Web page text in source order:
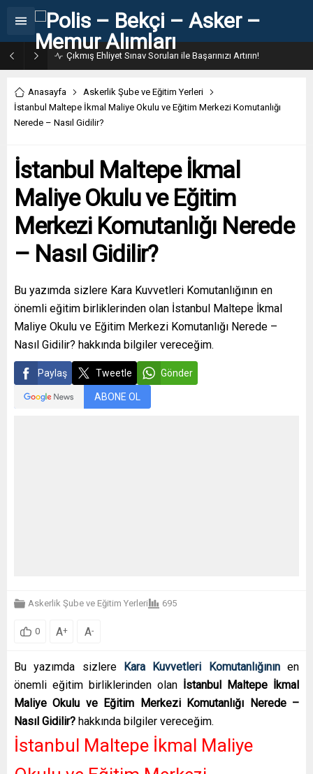
Anasayfa
Askerlik Şube ve Eğitim Yerleri
İstanbul Maltepe İkmal Maliye Okulu ve Eğitim Merkezi Komutanlığı
Nerede – Nasıl Gidilir?
İstanbul Maltepe İkmal
Maliye Okulu ve Eğitim
Merkezi Komutanlığı Nerede
– Nasıl Gidilir?
Bu yazımda sizlere Kara Kuvvetleri Komutanlığının en
önemli eğitim birliklerinden olan İstanbul Maltepe İkmal
Maliye Okulu ve Eğitim Merkezi Komutanlığı Nerede –
Nasıl Gidilir? hakkında bilgiler vereceğim.
Paylaş Tweetle Gönder
ABONE OL
Askerlik Şube ve Eğitim Yerleri 695
0 A+ A-
Bu yazımda sizlere Kara Kuvvetleri Komutanlığının en
önemli eğitim birliklerinden olan İstanbul Maltepe İkmal
Maliye Okulu ve Eğitim Merkezi Komutanlığı Nerede –
Nasıl Gidilir? hakkında bilgiler vereceğim.
İstanbul Maltepe İkmal Maliye